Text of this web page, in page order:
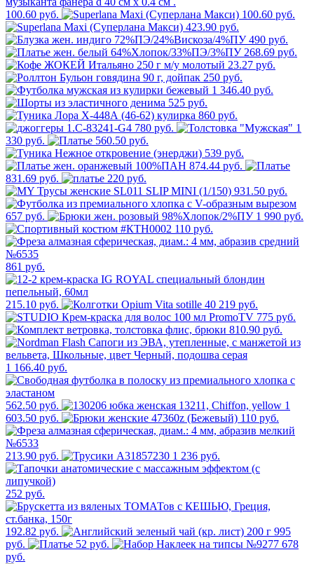
100.60 руб.
100.60 руб.
423.90 руб.
490 руб.
268.69 руб.
23.27 руб.
250 руб.
1 346.40 руб.
525 руб.
860 руб.
780 руб.
1
330 руб.
560.50 руб.
539 руб.
874.44 руб.
831.69 руб.
220 руб.
931.50 руб.
657 руб.
1 990 руб.
110 руб.
861 руб.
215.10 руб.
219 руб.
775 руб.
810.90 руб.
1 166.40 руб.
562.50 руб.
1
603.50 руб.
110 руб.
213.90 руб. 1 236 руб.
252 руб.
192.82 руб.
995
руб.
52 руб.
678
руб.